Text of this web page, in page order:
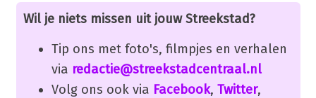
Wil je niets missen uit jouw Streekstad?
Tip ons met foto's, filmpjes en verhalen
via redactie@streekstadcentraal.nl
Volg ons ook via Facebook, Twitter,